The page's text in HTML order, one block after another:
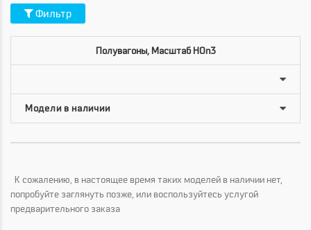
Фильтр
Полувагоны, Масштаб HOn3
К сожалению, в настоящее время таких моделей в наличии нет,
попробуйте заглянуть позже, или воспользуйтесь услугой
предварительного заказа